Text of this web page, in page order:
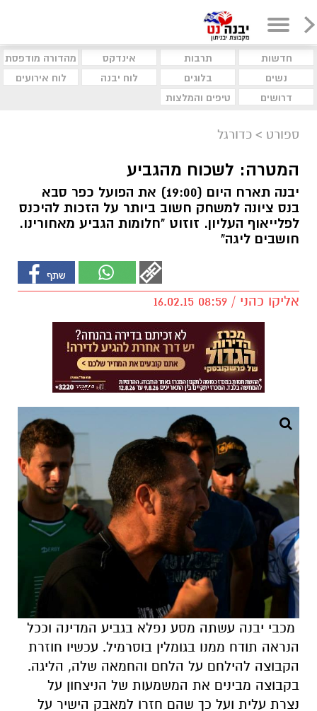
חדשות תרבות אינדקס
מהדורה מודפסת
נשים
בלוגים לוח יבנה
לוח אירועים
דרושים
טיפים והמלצות
ספורט > כדורגל
המטרה: לשכוח מהגביע
יבנה תארח היום (19:00) את הפועל כפר סבא
בנס ציונה למשחק חשוב ביותר על הזכות להיכנס
לפלייאוף העליון. זוזוט "חלומות הגביע מאחורינו.
חושבים ליגה"
אליקו כהני / 08:59 16.02.15
מכבי יבנה עשתה מסע נפלא בגביע המדינה וככל
הנראה תודח ממנו בגומלין בוסרמיל. עכשיו חוזרת
הקבוצה להילחם על הלחם והחמאה שלה, הליגה.
בקבוצה מבינים את המשמעות של הניצחון על
נצרת עלית ועל כך שהם חזרו למאבק הישיר על